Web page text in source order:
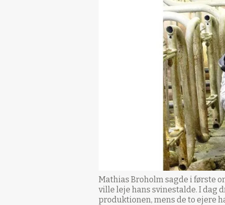
Mathias Broholm sagde i første
ville leje hans svinestalde. I dag
produktionen, mens de to ejere